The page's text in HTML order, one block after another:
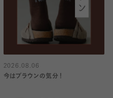
2026.08.06
今はブラウンの気分！